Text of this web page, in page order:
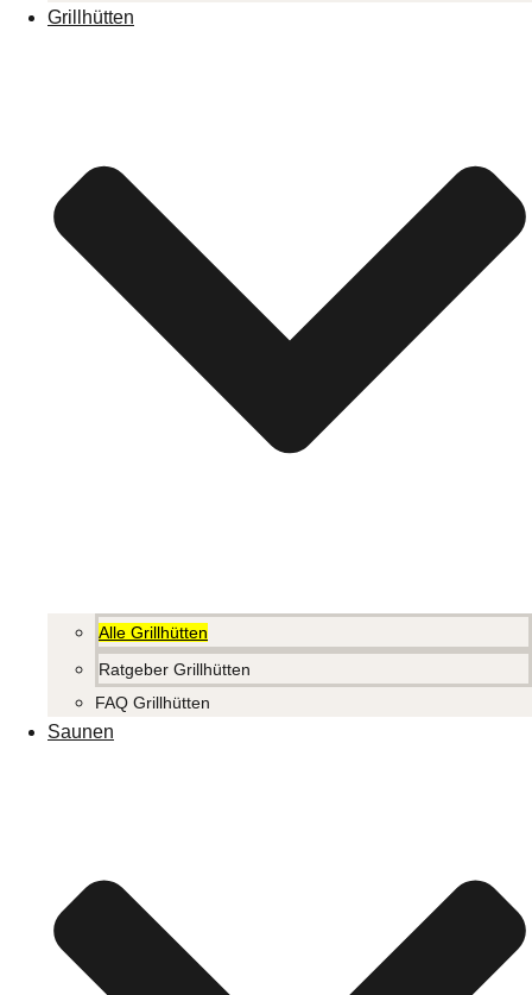
Grillhütten
Alle Grillhütten
Ratgeber Grillhütten
FAQ Grillhütten
Saunen